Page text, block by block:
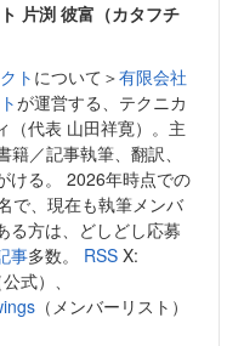
片渕 彼富（カタフチ
ト について＞有限会社
が運営する、テクニカ
（代表 山田祥寛）。主
／記事執筆、翻訳、
ける。 2026年時点での
で、現在も執筆メンバ
る方は、どしどし応募
事多数。 RSS X:
公式）、
（メンバーリスト）